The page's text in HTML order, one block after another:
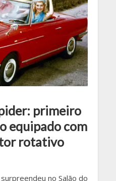
primeiro
equipado com
rotativo
no Salão do